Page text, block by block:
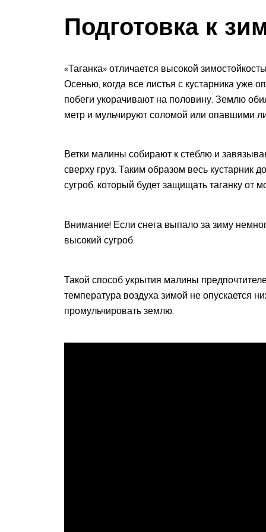
Подготовка к
«Таганка» отличается высокой
Осенью, когда все листья с кустарника уже
побеги укорачивают на половину. Землю
метр и мульчируют соломой или опавшими
Ветки малины собирают к стеблю и
сверху груз. Таким образом весь кустарник
сугроб, который будет защищать таганку от
Внимание! Если снега выпало за зиму
высокий сугроб.
Такой способ укрытия малины
температура воздуха зимой не опускается
промульчировать землю.